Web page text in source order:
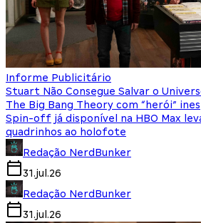
Informe Publicitário
Stuart Não Consegue Salvar o
The Big Bang Theory com “herói”
Spin-off já disponível na HBO Max
quadrinhos ao holofote
Redação NerdBunker
31.jul.26
Redação NerdBunker
31.jul.26